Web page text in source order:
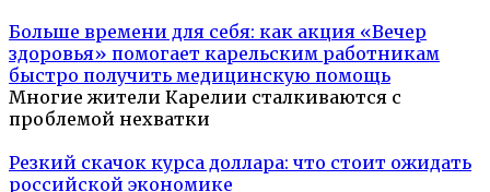
Больше времени для себя: как акция «Вечер
здоровья» помогает карельским работникам
быстро получить медицинскую помощь
Многие жители Карелии сталкиваются с
проблемой нехватки
Резкий скачок курса доллара: что стоит ожидать
российской экономике